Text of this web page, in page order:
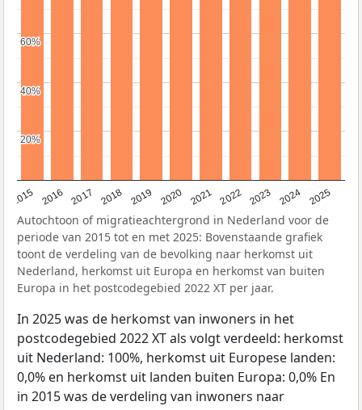
2015 2016 2017 2018 2019 2020 2021 2022 2023 2024 2025
20%
20%
40%
40%
60%
60%
Autochtoon of migratieachtergrond in Nederland voor de
periode van 2015 tot en met 2025: Bovenstaande grafiek
toont de verdeling van de bevolking naar herkomst uit
Nederland, herkomst uit Europa en herkomst van buiten
Europa in het postcodegebied 2022 XT per jaar.
In 2025 was de herkomst van inwoners in het
postcodegebied 2022 XT als volgt verdeeld: herkomst
uit Nederland: 100%, herkomst uit Europese landen:
0,0% en herkomst uit landen buiten Europa: 0,0% En
in 2015 was de verdeling van inwoners naar